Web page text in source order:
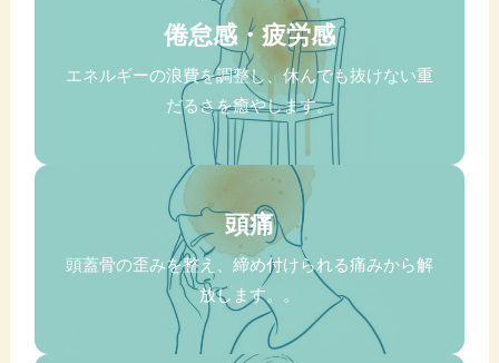
倦怠感・疲労感
エネルギーの浪費を調整し、休んでも抜けない重
だるさを癒やします。
頭痛
頭蓋骨の歪みを整え、締め付けられる痛みから解
放します。。